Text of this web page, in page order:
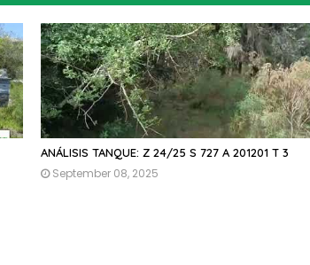
ANÁLISIS TANQUE: Z 24/25 S 727 A 201201 T 3
September 08, 2025